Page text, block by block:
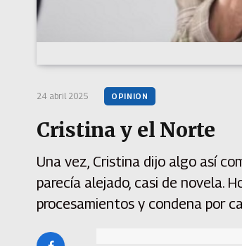
24 abril 2025 OPINION
Cristina y el Norte
Una vez, Cristina dijo algo así
parecía alejado, casi de novela.
procesamientos y condena por